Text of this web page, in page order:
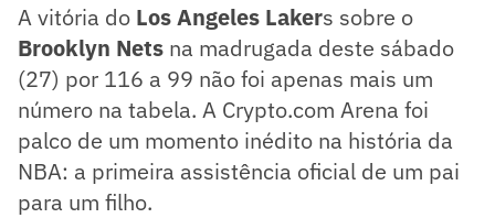
A vitória do Los Angeles Lakers sobre o
Brooklyn Nets na madrugada deste sábado
(27) por 116 a 99 não foi apenas mais um
número na tabela. A Crypto.com Arena foi
palco de um momento inédito na história da
NBA: a primeira assistência oficial de um pai
para um filho.